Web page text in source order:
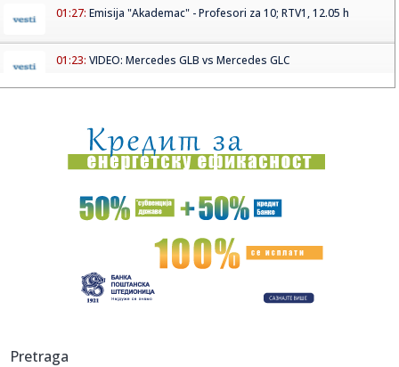
01:27: Emisija "Akademac" - Profesori za 10; RTV1, 12.05 h
01:23: VIDEO: Mercedes GLB vs Mercedes GLC
00:24:Promenljivo oblačno s lokalnim pljuskovima i sunčanim
intervali...
00:24:Gimnazijalci iz Srbije osvojili 11 medalja na međunarodnom
takmi...
Dogodilo se na današnji datum, 6. jun
00:15:VIDEO: Ferrari 812 Competizione na Autobanu
od S...
Pretraga